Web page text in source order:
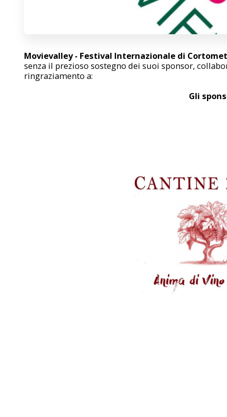
Movievalley - Festival Internazionale di
senza il prezioso sostegno dei suoi sponsor,
ringraziamento a:
Gli